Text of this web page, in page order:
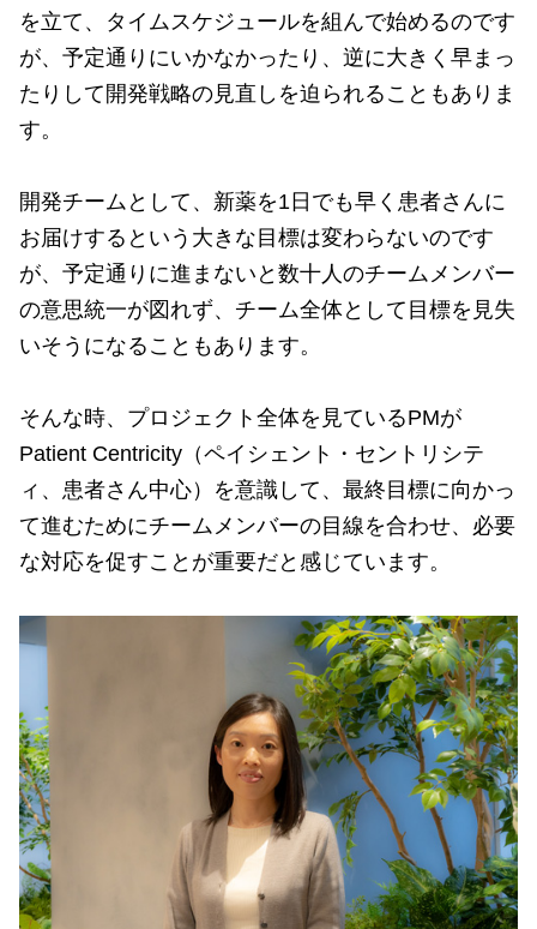
を立て、タイムスケジュールを組んで始めるのです
が、予定通りにいかなかったり、逆に大きく早まっ
たりして開発戦略の見直しを迫られることもありま
す。
開発チームとして、新薬を1日でも早く患者さんに
お届けするという大きな目標は変わらないのです
が、予定通りに進まないと数十人のチームメンバー
の意思統一が図れず、チーム全体として目標を見失
いそうになることもあります。
そんな時、プロジェクト全体を見ているPMが
Patient Centricity（ペイシェント・セントリシテ
ィ、患者さん中心）を意識して、最終目標に向かっ
て進むためにチームメンバーの目線を合わせ、必要
な対応を促すことが重要だと感じています。